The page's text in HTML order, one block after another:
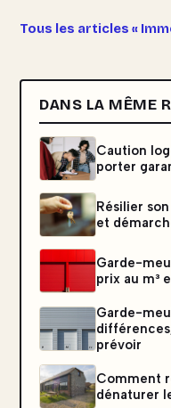
Tous les articles «
DANS LA MÊME
Caution
porter
Résilier
et
Garde-
prix au m³
Garde-
prévoir
Comment
dénaturer